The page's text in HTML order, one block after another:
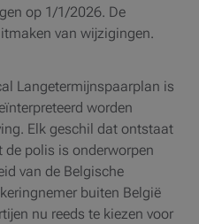
op 1/1/2026. De
van wijzigingen.
Langetermijnspaarplan is
worden
Elk geschil dat ontstaat
polis is onderworpen
van de Belgische
buiten België
nu reeds te kiezen voor